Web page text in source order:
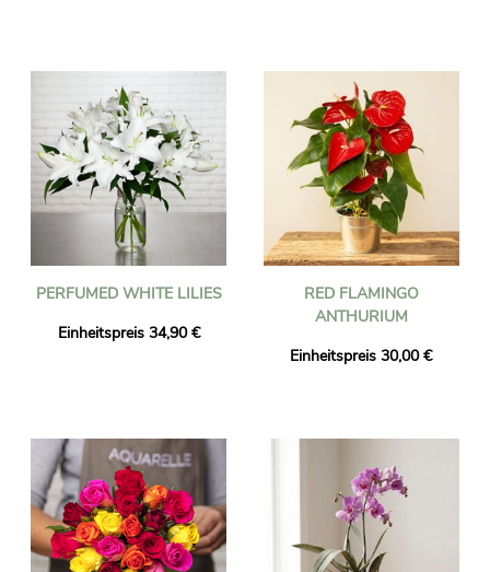
PERFUMED WHITE LILIES
Einheitspreis 34,90 €
RED FLAMINGO
ANTHURIUM
Einheitspreis 30,00 €